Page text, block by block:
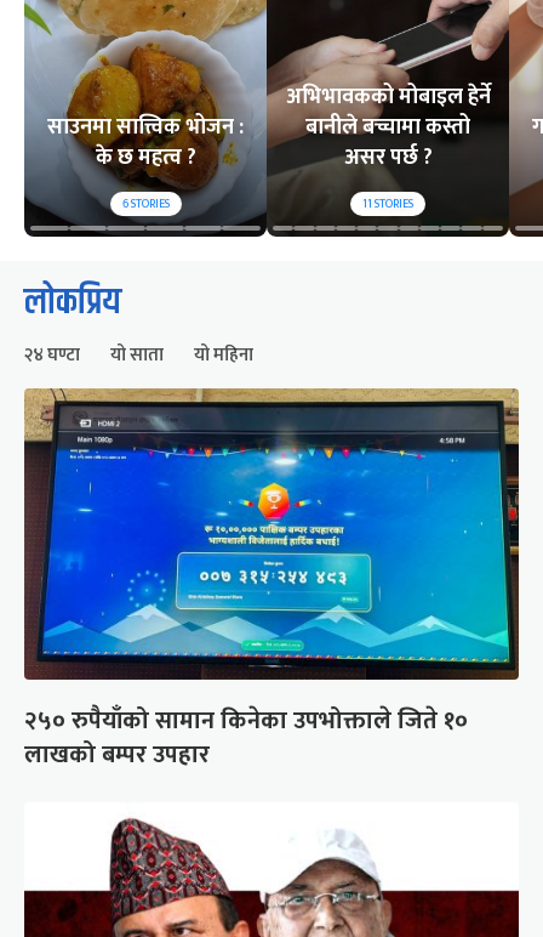
साउनमा सात्त्विक भोजन :
के छ महत्व ?
6STORIES
अभिभावकको मोबाइल हेर्ने
बानीले बच्चामा कस्तो
असर पर्छ ?
11STORIES
लोकप्रिय
२४ घण्टा यो साता यो महिना
२५० रुपैयाँको सामान किनेका उपभोक्ताले जिते १०
लाखको बम्पर उपहार